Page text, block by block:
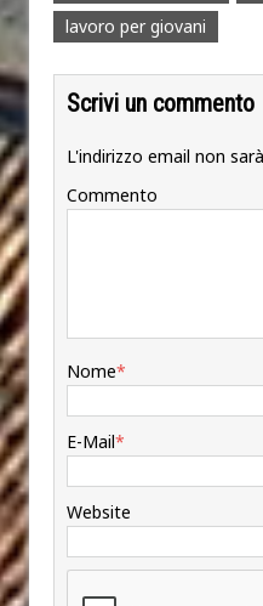
lavoro per giovani
Scrivi un commento
L'indirizzo email non
Commento
Nome*
E-Mail*
Website